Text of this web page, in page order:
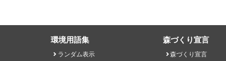
環境用語集
ランダム表示
森づくり宣言
森づくり宣言